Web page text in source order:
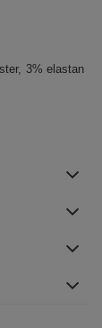
3% elastan